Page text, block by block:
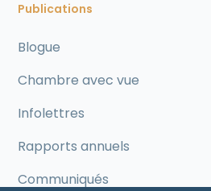
Publications
Blogue
Chambre avec vue
Infolettres
Rapports annuels
Communiqués